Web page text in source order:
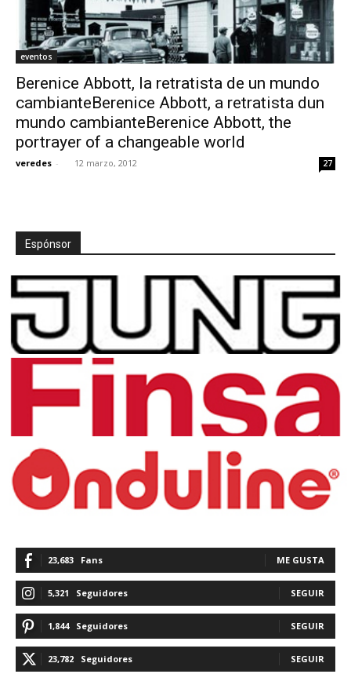
eventos
Berenice Abbott, la retratista de un mundo
cambianteBerenice Abbott, a retratista dun
mundo cambianteBerenice Abbott, the
portrayer of a changeable world
veredes - 12 marzo, 2012 27
Espónsor
23,683 Fans ME GUSTA
5,321 Seguidores SEGUIR
1,844 Seguidores SEGUIR
23,782 Seguidores SEGUIR